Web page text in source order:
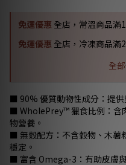
免運優惠 全店，常溫商品滿
免運優惠 全店，冷凍商品滿
全
■ 90% 優質動物性成分：提供
■ WholePrey™ 獵食比例：含
物營養。
■ 無穀配方：不含穀物、木薯
穩定。
■ 富含 Omega-3：有助皮膚